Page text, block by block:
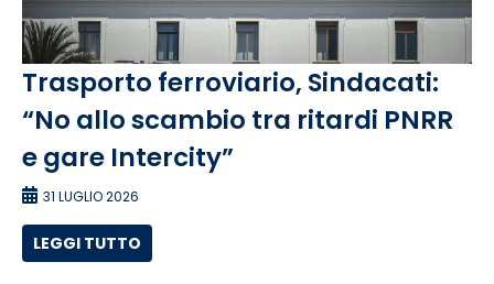
Trasporto ferroviario, Sindacati:
“No allo scambio tra ritardi PNRR
e gare Intercity”
31 LUGLIO 2026
LEGGI TUTTO